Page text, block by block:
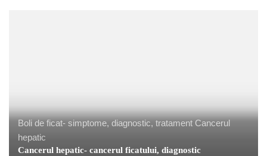
Boli de ficat- simptome, diagnostic, tratament Cancerul
hepatic
Cancerul hepatic- cancerul ficatului, diagnostic